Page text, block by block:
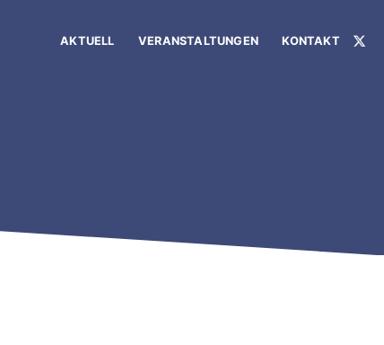
AKTUELL VERANSTALTUNGEN KONTAKT X